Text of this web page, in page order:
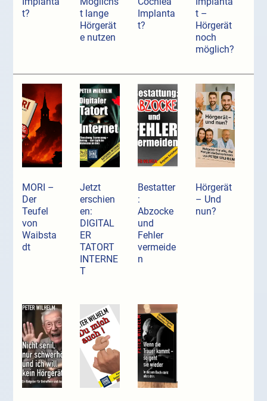
t?
t lange
Hörgerät
e nutzen
Implanta
t?
t –
Hörgerät
noch
möglich?
MORI –
Der
Teufel
von
Waibsta
dt
Jetzt
erschien
en:
DIGITAL
ER
TATORT
INTERNE
T
Bestatter
:
Abzocke
und
Fehler
vermeide
n
Hörgerät
– Und
nun?